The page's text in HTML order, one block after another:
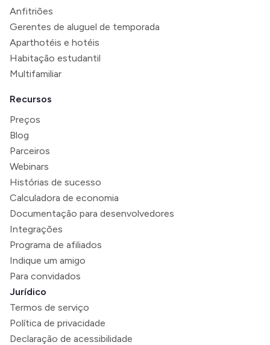
Anfitriões
Gerentes de aluguel de temporada
Aparthotéis e hotéis
Habitação estudantil
Multifamiliar
Recursos
Preços
Blog
Parceiros
Webinars
Histórias de sucesso
Calculadora de economia
Documentação para desenvolvedores
Integrações
Programa de afiliados
Indique um amigo
Para convidados
Jurídico
Termos de serviço
Política de privacidade
Declaração de acessibilidade